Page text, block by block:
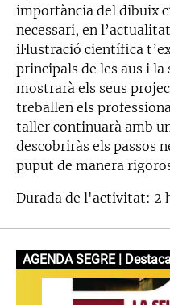
importància del dibuix
necessari, en
il·lustració científica
principals de les aus i
mostrarà els seus
treballen els
taller continuarà amb
descobriràs els passos
puput de manera
Durada de l'activitat: 2
AGENDA SEGRE |